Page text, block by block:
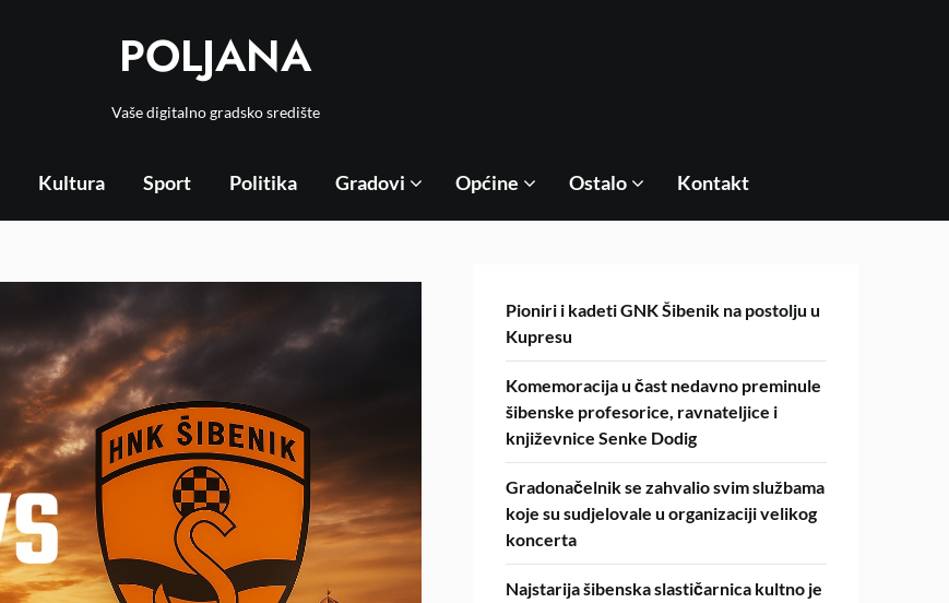
POLJANA
Vaše digitalno gradsko središte
Kultura Sport Politika Gradovi Općine Ostalo Kontakt
Pioniri i kadeti GNK Šibenik na postolju u
Kupresu
Komemoracija u čast nedavno preminule
šibenske profesorice, ravnateljice i
književnice Senke Dodig
Gradonačelnik se zahvalio svim službama
koje su sudjelovale u organizaciji velikog
koncerta
Najstarija šibenska slastičarnica kultno je